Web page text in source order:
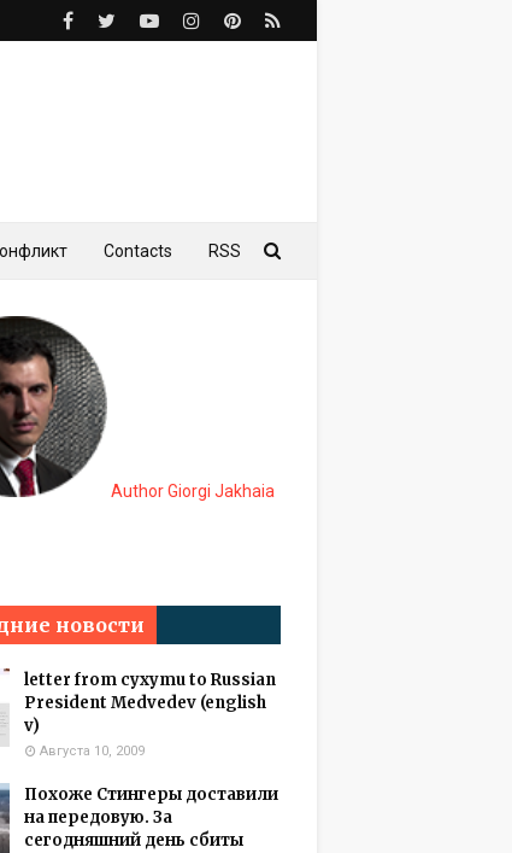
Contacts RSS
Author Giorgi Jakhaia
новости
letter from cyxymu to Russian
President Medvedev (english
v)
Августа 10, 2009
Похоже Стингеры доставили
на передовую. За
сегодняшний день сбиты